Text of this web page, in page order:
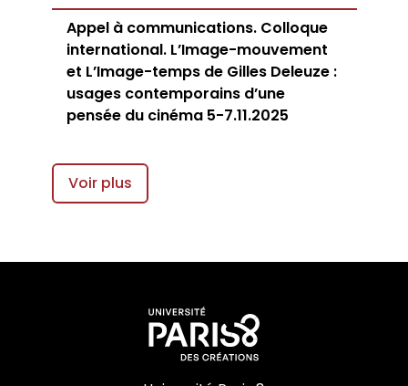
Appel à communications. Colloque
international. L’Image-mouvement
et L’Image-temps de Gilles Deleuze :
usages contemporains d’une
pensée du cinéma 5-7.11.2025
Voir plus